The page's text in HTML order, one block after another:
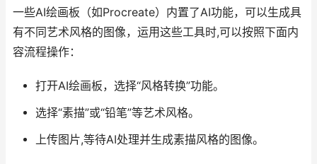
一些AI绘画板（如Procreate）内置了AI功能，可以生成具
有不同艺术风格的图像，运用这些工具时,可以按照下面内
容流程操作：
打开AI绘画板，选择“风格转换”功能。
选择“素描”或“铅笔”等艺术风格。
上传图片,等待AI处理并生成素描风格的图像。